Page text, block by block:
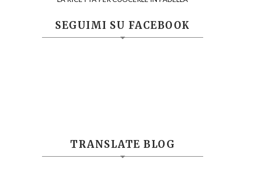
SEGUIMI SU FACEBOOK
TRANSLATE BLOG